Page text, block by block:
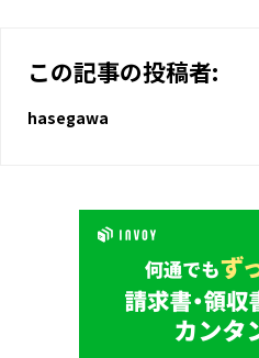
この記事の投稿者:
hasegawa